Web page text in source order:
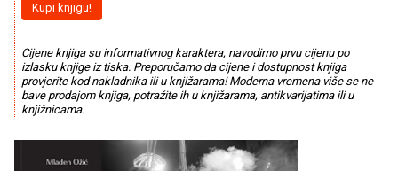
Kupi knjigu!
Cijene knjiga su informativnog karaktera, navodimo prvu cijenu po
izlasku knjige iz tiska. Preporučamo da cijene i dostupnost knjiga
provjerite kod nakladnika ili u knjižarama! Moderna vremena više se ne
bave prodajom knjiga, potražite ih u knjižarama, antikvarijatima ili u
knjižnicama.